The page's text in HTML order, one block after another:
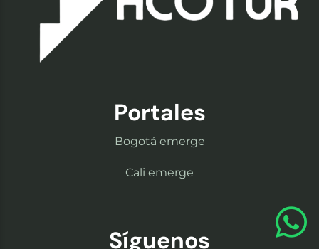
Portales
Bogotá emerge
Cali emerge
Síguenos